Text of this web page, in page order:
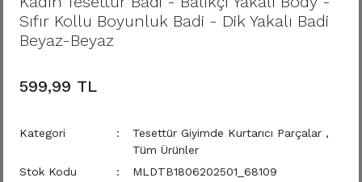
Sıfır Kollu Boyunluk Badi - Dik Yakalı Badi
Beyaz-Beyaz
599,99 TL
Kategori Tesettür Giyimde Kurtarıcı Parçalar ,
Tüm Ürünler
Stok Kodu
MLDTB1806202501_68109